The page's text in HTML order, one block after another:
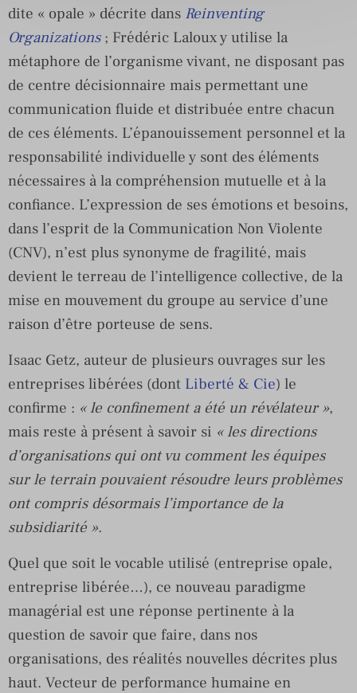
dite « opale » décrite dans Reinventing
Organizations; Frédéric Laloux y utilise la
métaphore de l’organisme vivant, ne disposant pas
de centre décisionnaire mais permettant une
communication fluide et distribuée entre chacun
de ces éléments. L’épanouissement personnel et la
responsabilité individuelle y sont des éléments
nécessaires à la compréhension mutuelle et à la
confiance. L’expression de ses émotions et besoins,
dans l’esprit de la Communication Non Violente
(CNV), n’est plus synonyme de fragilité, mais
devient le terreau de l’intelligence collective, de la
mise en mouvement du groupe au service d’une
raison d’être porteuse de sens.
Isaac Getz, auteur de plusieurs ouvrages sur les
entreprises libérées (dont Liberté & Cie) le
confirme : « le confinement a été un révélateur »,
mais reste à présent à savoir si « les directions
d’organisations qui ont vu comment les équipes
sur le terrain pouvaient résoudre leurs problèmes
ont compris désormais l’importance de la
subsidiarité ».
Quel que soit le vocable utilisé (entreprise opale,
entreprise libérée…), ce nouveau paradigme
managérial est une réponse pertinente à la
question de savoir que faire, dans nos
organisations, des réalités nouvelles décrites plus
haut. Vecteur de performance humaine en